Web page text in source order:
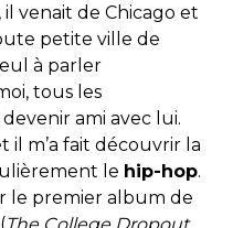
venait de Chicago et
petite ville de
à parler
tous les
ami avec lui.
il m’a fait découvrir la
le hip-hop.
le premier album de